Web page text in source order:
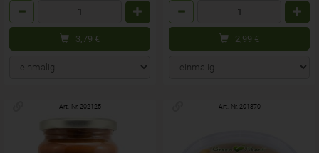
3,79 € 2,99 €
Art.-Nr. 202125 Art.-Nr. 201870